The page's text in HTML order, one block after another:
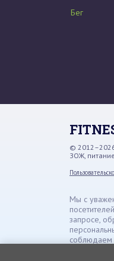
Бег
©
ЗОЖ,
Мы с
запросе,
соблюдаем